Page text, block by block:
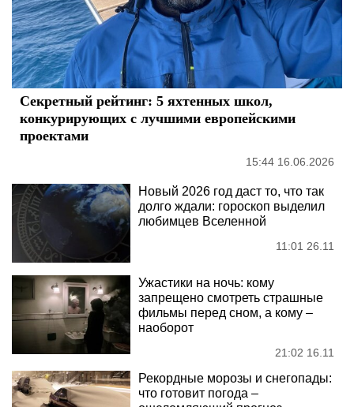
Секретный рейтинг: 5 яхтенных школ,
конкурирующих с лучшими европейскими
проектами
15:44 16.06.2026
Новый 2026 год даст то, что так
долго ждали: гороскоп выделил
любимцев Вселенной
11:01 26.11
Ужастики на ночь: кому
запрещено смотреть страшные
фильмы перед сном, а кому –
наоборот
21:02 16.11
Рекордные морозы и снегопады:
что готовит погода –